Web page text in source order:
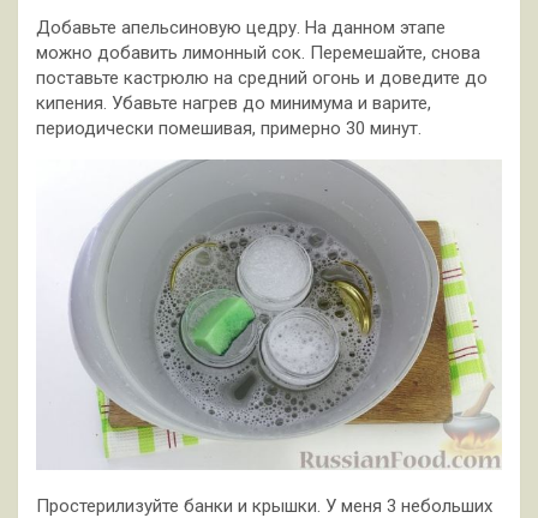
Добавьте апельсиновую цедру. На данном этапе
можно добавить лимонный сок. Перемешайте, снова
поставьте кастрюлю на средний огонь и доведите до
кипения. Убавьте нагрев до минимума и варите,
периодически помешивая, примерно 30 минут.
Простерилизуйте банки и крышки. У меня 3 небольших